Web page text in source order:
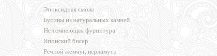
Эпоксидная смола
Бусины из натуральных камней
Не темнеющая фурнитура
Японский бисер
Речной жемчуг, перламутр